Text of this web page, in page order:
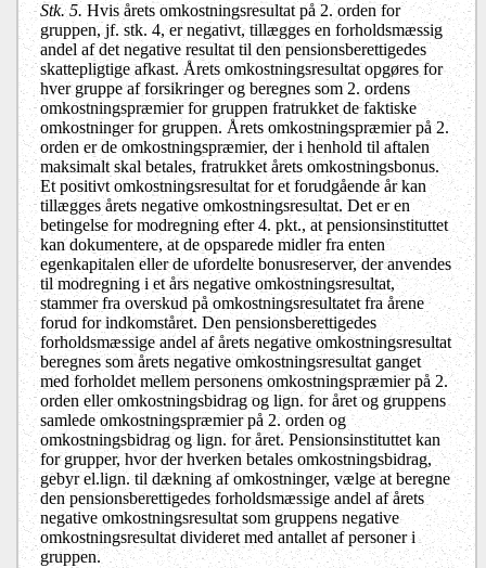
Stk. 5. Hvis årets omkostningsresultat på 2. orden for
gruppen, jf. stk. 4, er negativt, tillægges en forholdsmæssig
andel af det negative resultat til den pensionsberettigedes
skattepligtige afkast. Årets omkostningsresultat opgøres for
hver gruppe af forsikringer og beregnes som 2. ordens
omkostningspræmier for gruppen fratrukket de faktiske
omkostninger for gruppen. Årets omkostningspræmier på 2.
orden er de omkostningspræmier, der i henhold til aftalen
maksimalt skal betales, fratrukket årets omkostningsbonus.
Et positivt omkostningsresultat for et forudgående år kan
tillægges årets negative omkostningsresultat. Det er en
betingelse for modregning efter 4. pkt., at pensionsinstituttet
kan dokumentere, at de opsparede midler fra enten
egenkapitalen eller de ufordelte bonusreserver, der anvendes
til modregning i et års negative omkostningsresultat,
stammer fra overskud på omkostningsresultatet fra årene
forud for indkomståret. Den pensionsberettigedes
forholdsmæssige andel af årets negative omkostningsresultat
beregnes som årets negative omkostningsresultat ganget
med forholdet mellem personens omkostningspræmier på 2.
orden eller omkostningsbidrag og lign. for året og gruppens
samlede omkostningspræmier på 2. orden og
omkostningsbidrag og lign. for året. Pensionsinstituttet kan
for grupper, hvor der hverken betales omkostningsbidrag,
gebyr el.lign. til dækning af omkostninger, vælge at beregne
den pensionsberettigedes forholdsmæssige andel af årets
negative omkostningsresultat som gruppens negative
omkostningsresultat divideret med antallet af personer i
gruppen.